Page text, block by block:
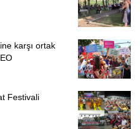
karşı ortak
Festivali